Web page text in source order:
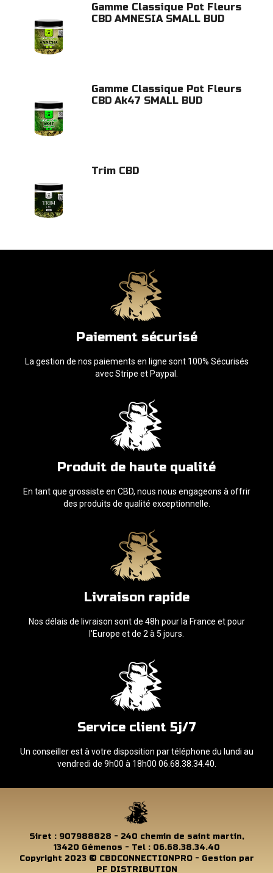
Gamme Classique Pot Fleurs
CBD AMNESIA SMALL BUD
Gamme Classique Pot Fleurs
CBD Ak47 SMALL BUD
Trim CBD
Paiement sécurisé
La gestion de nos paiements en ligne sont 100% Sécurisés
avec Stripe et Paypal.
Produit de haute qualité
En tant que grossiste en CBD, nous nous engageons à offrir
des produits de qualité exceptionnelle.
Livraison rapide
Nos délais de livraison sont de 48h pour la France et pour
l'Europe et de 2 à 5 jours.
Service client 5j/7
Un conseiller est à votre disposition par téléphone du lundi au
vendredi de 9h00 à 18h00 06.68.38.34.40.
Siret : 907988828 - 240 chemin de saint martin,
13420 Gémenos - Tel : 06.68.38.34.40
Copyright 2023 © CBDCONNECTIONPRO - Gestion par
PF DISTRIBUTION